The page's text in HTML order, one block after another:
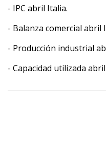
- IPC abril Italia.
- Balanza comercial abril
- Producción industrial
- Capacidad utilizada